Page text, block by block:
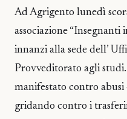
Ad Agrigento lunedì
associazione
innanzi alla sede dell’
Provveditorato agli
manifestato contro
gridando contro i